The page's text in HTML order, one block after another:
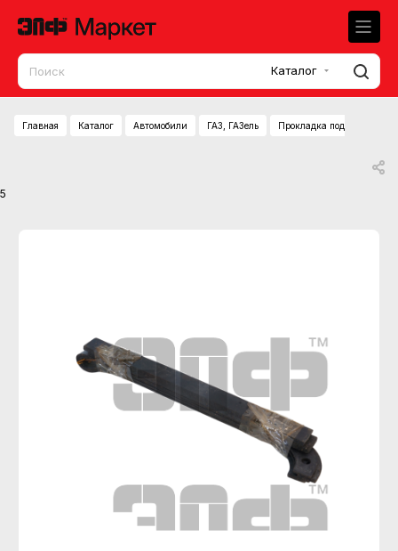
Каталог
Главная Каталог Автомобили ГАЗ, ГАЗель Прокладка поддона (ГАЗ-
5